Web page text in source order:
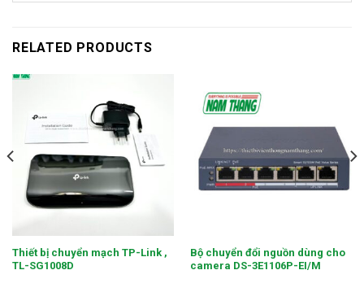
RELATED PRODUCTS
Thiết bị chuyển mạch TP-Link ,
TL-SG1008D
Bộ chuyển đổi nguồn dùng cho
camera DS-3E1106P-EI/M